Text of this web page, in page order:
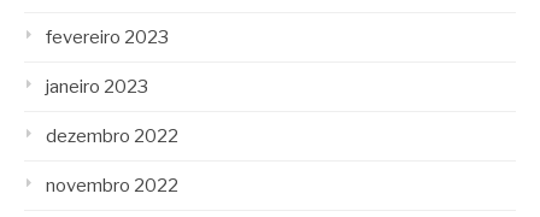
fevereiro 2023
janeiro 2023
dezembro 2022
novembro 2022